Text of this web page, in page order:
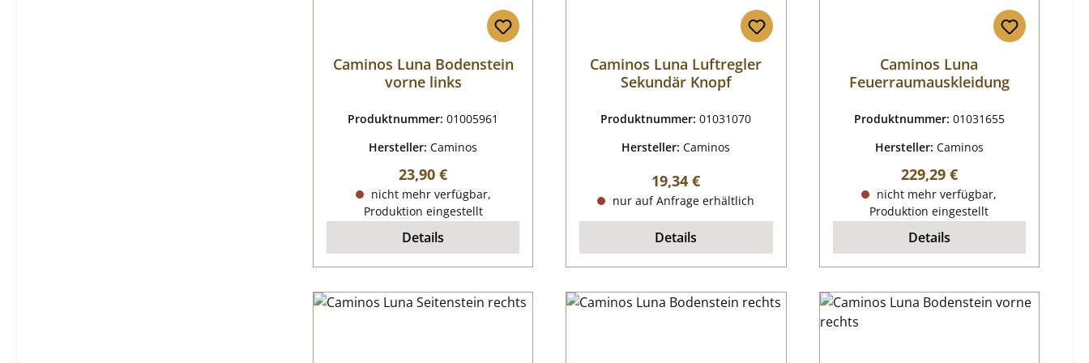
Caminos Luna Bodenstein
vorne links
Produktnummer:01005961
Hersteller:Caminos
Regulärer Preis:
23,90 €
nicht mehr verfügbar,
Produktion eingestellt
Details
Caminos Luna Luftregler
Sekundär Knopf
Produktnummer:01031070
Hersteller:Caminos
Regulärer Preis:
19,34 €
nur auf Anfrage erhältlich
Details
Caminos Luna
Feuerraumauskleidung
Produktnummer: 01031655
Hersteller: Caminos
Regulärer Preis:
229,29 €
nicht mehr verfügbar,
Produktion eingestellt
Details